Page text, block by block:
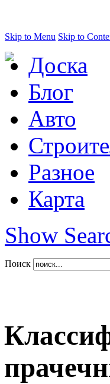
Skip to Menu Skip to
Доска
Блог
Авто
Разное
Карта
Show
Поиск